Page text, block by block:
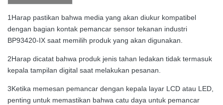
1Harap pastikan bahwa media yang akan diukur kompatibel
dengan bagian kontak pemancar sensor tekanan industri
BP93420-IX saat memilih produk yang akan digunakan.
2Harap dicatat bahwa produk jenis tahan ledakan tidak termasuk
kepala tampilan digital saat melakukan pesanan.
3Ketika memesan pemancar dengan kepala layar LCD atau LED,
penting untuk memastikan bahwa catu daya untuk pemancar